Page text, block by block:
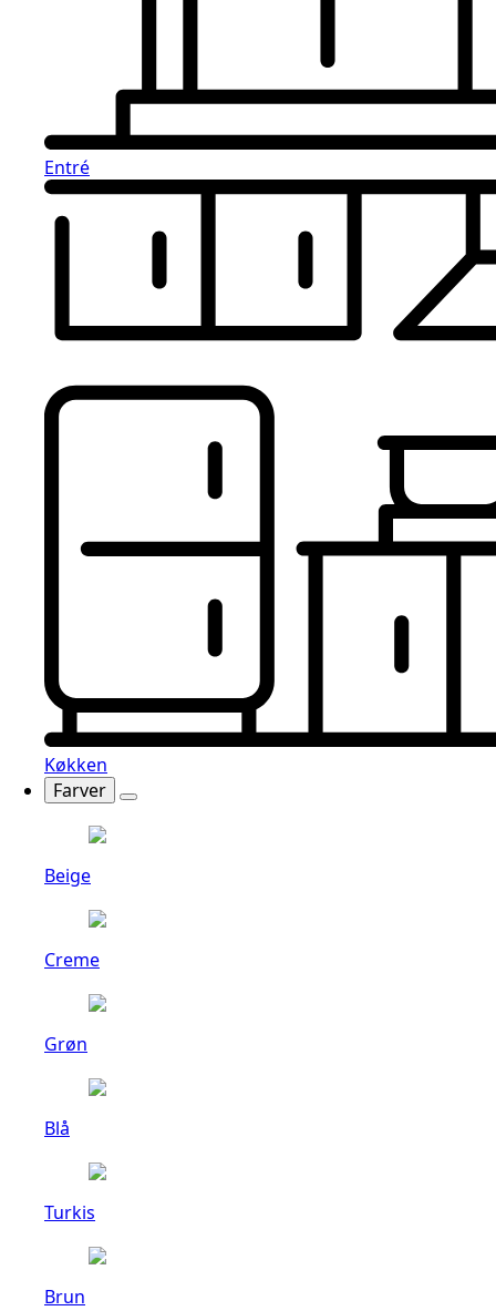
Entré
Køkken
Farver
Beige
Creme
Grøn
Blå
Turkis
Brun